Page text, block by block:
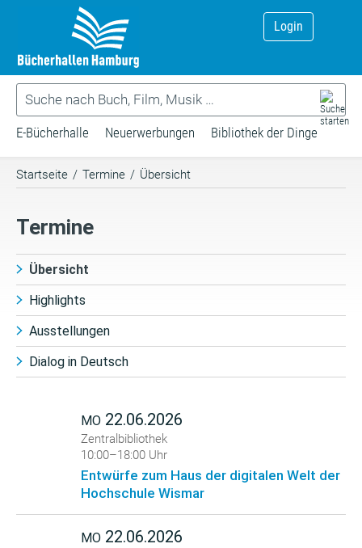
Login
E-Bücherhalle Neuerwerbungen Bibliothek der Dinge
Startseite / Termine / Übersicht
Termine
Übersicht
Highlights
Ausstellungen
Dialog in Deutsch
MO 22.06.2026
Zentralbibliothek
10:00–18:00 Uhr
Entwürfe zum Haus der digitalen Welt der
Hochschule Wismar
MO 22.06.2026